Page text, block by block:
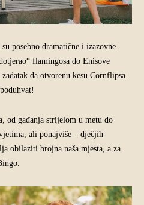
posebno dramatične i izazovne.
flamingosa do Enisove
da otvorenu kesu Cornflipsa
od gađanja strijelom u metu do
ali ponajviše – dječjih
obilaziti brojna naša mjesta, a za